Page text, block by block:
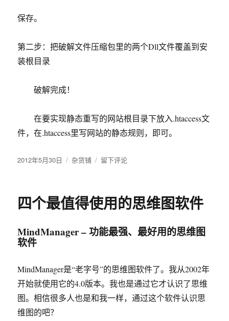
保存。
第二步：把破解文件压缩包里的两个Dll文件覆盖到安
装根目录
破解完成！
在要实现静态重写的网站根目录下放入.htaccess文
件，在.htaccess里写网站的静态规则，即可。
发
2012年5月30日
分
杂货铺
于
写
组
件
ISAPI_Rewrite3_0087
破
.
留下评论
四个最值得使用的思维图软件
MindManager – 功能最强、最好用的思维图
软件
MindManager是“老字号”的思维图软件了。我从2002年
开始就使用它的4.0版本。我也是通过它才认识了思维
图。相信很多人也是和我一样，通过这个软件认识思
维图的吧？